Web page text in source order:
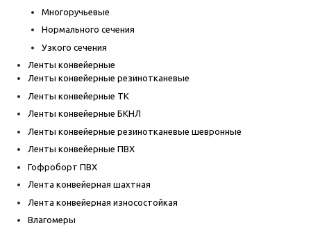
Многоручьевые
Нормального сечения
Узкого сечения
Ленты конвейерные
Ленты конвейерные резинотканевые
Ленты конвейерные ТК
Ленты конвейерные БКНЛ
Ленты конвейерные резинотканевые шевронные
Ленты конвейерные ПВХ
Гофроборт ПВХ
Лента конвейерная шахтная
Лента конвейерная износостойкая
Влагомеры